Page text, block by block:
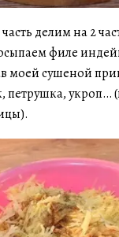
делим на 2
филе
моей сушеной
петрушка, укроп…